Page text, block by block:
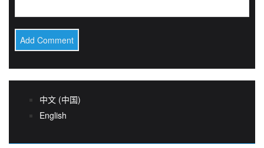
中文 (中国)
English